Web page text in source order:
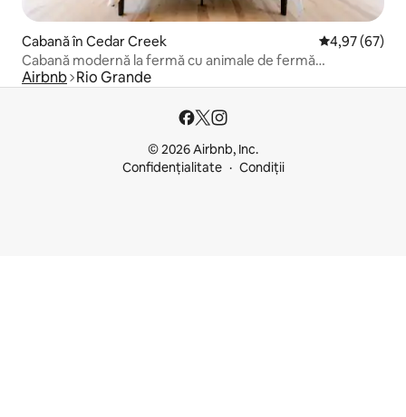
Cabană în Cedar Creek Scor mediu
4,97 (67)
Cabană modernă la fermă cu animale de fermă
prietenoase
Airbnb Rio Grande
© 2026 Airbnb, Inc.
Confidențialitate
Condiții